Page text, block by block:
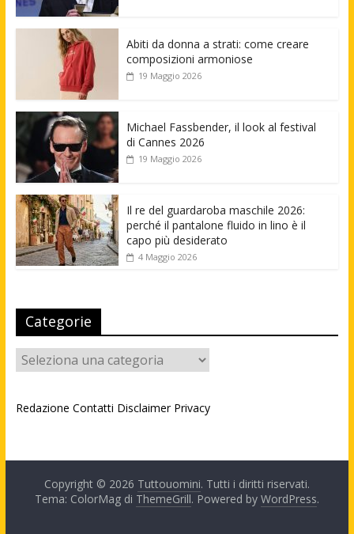
Abiti da donna a strati: come creare
composizioni armoniose
19 Maggio 2026
Michael Fassbender, il look al festival
di Cannes 2026
19 Maggio 2026
Il re del guardaroba maschile 2026:
perché il pantalone fluido in lino è il
capo più desiderato
4 Maggio 2026
Categorie
Categorie
Redazione Contatti Disclaimer Privacy
Copyright © 2026 Tuttouomini. Tutti i diritti riservati.
Tema: ColorMag di ThemeGrill. Powered by WordPress.